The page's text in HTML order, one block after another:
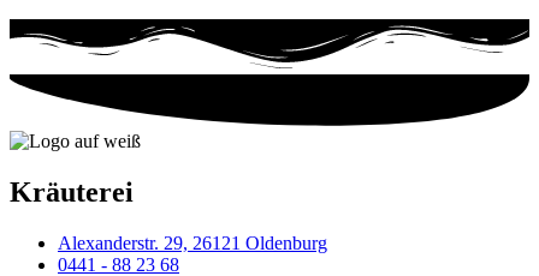
Kräuterei
Alexanderstr. 29, 26121 Oldenburg
0441 - 88 23 68